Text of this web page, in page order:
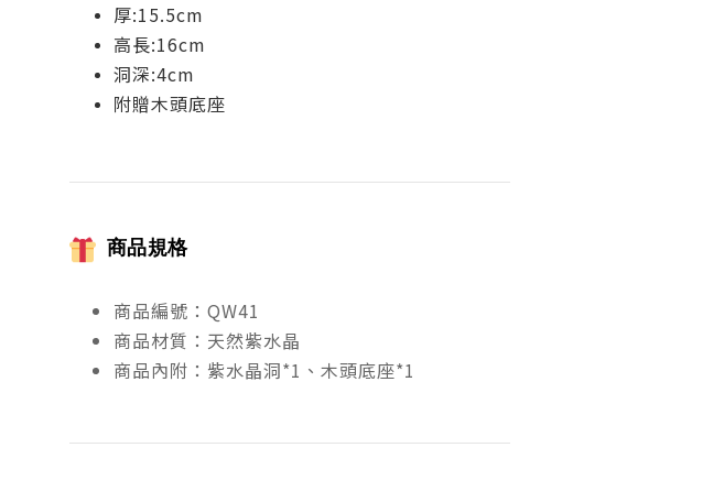
厚:15.5cm
高長:16cm
洞深:4cm
附贈木頭底座
商品規格
商品編號：QW41
商品材質：天然紫水晶
商品內附：紫水晶洞*1、木頭底座*1